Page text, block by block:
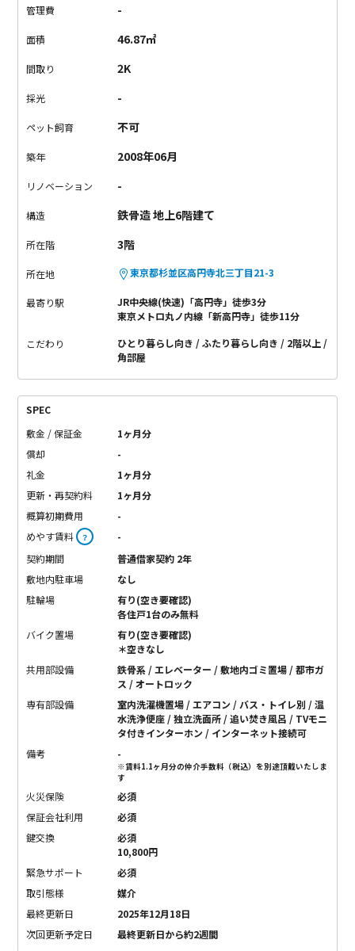
わかるかと。。
とにかく高いんです。
内のマンション。
外食好きな方にはもってこいな立地。
ん自炊派の方でもちゃんと料理ができる広さはありますのでご
円寺。
ちょっと奇抜なお部屋に住んじゃってもアリかも、と思
わせる街かもしれません。
管理費 -
面積 46.87㎡
間取り 2K
採光 -
ペット飼育 不可
築年 2008年06月
リノベーション -
構造 鉄骨造 地上6階建て
所在階 3階
所在地 東京都杉並区高円寺北三丁目21-3
最寄り駅
JR中央線(快速)「高円寺」徒歩3分
東京メトロ丸ノ内線「新高円寺」徒歩11分
こだわり ひとり暮らし向き ふたり暮らし向き
2階以上
角部屋
SPEC
敷金 / 保証金
1ヶ月分
償却
-
礼金
1ヶ月分
更新・再契約料
1ヶ月分
概算初期費用
-
めやす賃料 ？
-
契約期間
普通借家契約 2年
敷地内駐車場
なし
駐輪場
有り(空き要確認)
各住戸1台のみ無料
バイク置場
有り(空き要確認)
＊空きなし
共用部設備
鉄骨系 / エレベーター / 敷地内ゴミ置場 / 都市ガ
ス / オートロック
専有部設備
室内洗濯機置場 / エアコン / バス・トイレ別 / 温
水洗浄便座 / 独立洗面所 / 追い焚き風呂 / TVモニ
タ付きインターホン / インターネット接続可
備考
-
※賃料1.1ヶ月分の仲介手数料（税込）を別途頂戴いたしま
す
火災保険
必須
保証会社利用
必須
鍵交換
必須
10,800円
緊急サポート
必須
取引態様
媒介
最終更新日
2025年12月18日
次回更新予定日
最終更新日から約2週間